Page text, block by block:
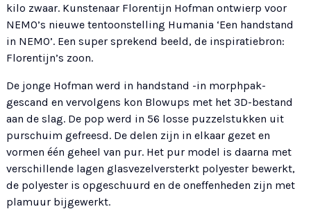
kilo zwaar. Kunstenaar Florentijn Hofman ontwierp voor
NEMO’s nieuwe tentoonstelling Humania ‘Een handstand
in NEMO’. Een super sprekend beeld, de inspiratiebron:
Florentijn’s zoon.
De jonge Hofman werd in handstand -in morphpak-
gescand en vervolgens kon Blowups met het 3D-bestand
aan de slag. De pop werd in 56 losse puzzelstukken uit
purschuim gefreesd. De delen zijn in elkaar gezet en
vormen één geheel van pur. Het pur model is daarna met
verschillende lagen glasvezelversterkt polyester bewerkt,
de polyester is opgeschuurd en de oneffenheden zijn met
plamuur bijgewerkt.